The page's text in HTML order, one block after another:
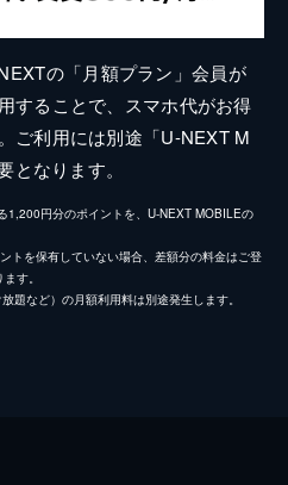
の「月額プラン」会員が
することで、スマホ代がお得
ご利用には別途「U-NEXT M
なります。
1,200円分のポイントを、U-NEXT MOBILEの
トを保有していない場合、差額分の料金はご登
す。
題など）の月額利用料は別途発生します。